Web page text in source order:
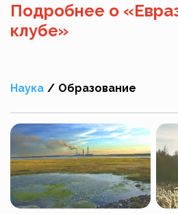
Подробнее о
клубе»
Наука / Образование